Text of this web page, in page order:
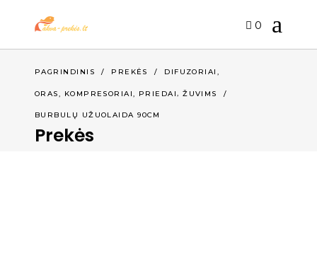
0
PAGRINDINIS / PREKĖS / DIFUZORIAI ,
ORAS, KOMPRESORIAI, PRIEDAI,ŽUVIMS /
BURBULŲ UŽUOLAIDA 90CM
Prekės